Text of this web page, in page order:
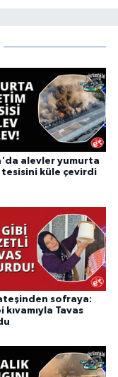
alevler yumurta
küle çevirdi
sofraya:
kıvamıyla Tavas